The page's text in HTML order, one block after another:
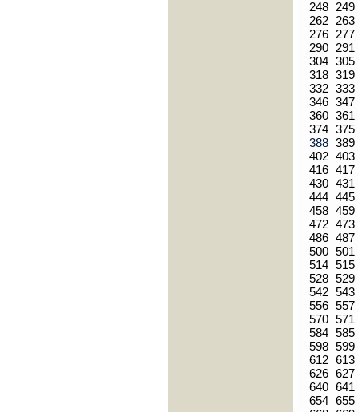
248
249
262
263
276
277
290
291
304 305
318 319
332 333
346 347
360 361
374 375
388 389
402 403
416 417
430 431
444 445
458 459
472 473
486 487
500 501
514 515
528 529
542 543
556 557
570 571
584 585
598 599
612 613
626 627
640 641
654 655